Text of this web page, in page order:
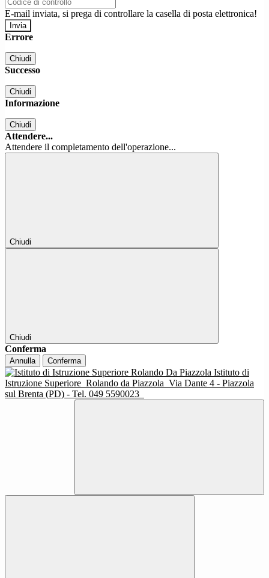
E-mail inviata, si prega di controllare la casella di posta elettronica!
Errore
Chiudi
Successo
Chiudi
Informazione
Chiudi
Attendere...
Attendere il completamento dell'operazione...
Chiudi
Chiudi
Conferma
Annulla Conferma
Istituto di
Istruzione Superiore Rolando da Piazzola Via Dante 4 - Piazzola
sul Brenta (PD) - Tel. 049 5590023